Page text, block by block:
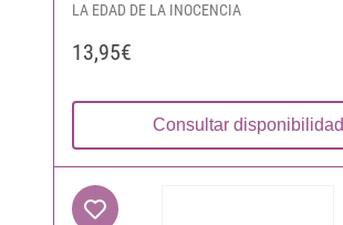
LA EDAD DE LA INOCENCIA
13,95€
Consultar disponibilidad